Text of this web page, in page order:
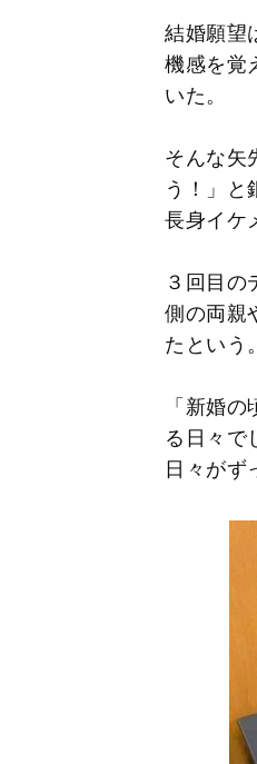
結婚願望
機感を覚
いた。
そんな矢
う！」と
長身イケ
３回目の
側の両親
たという。
「新婚
る日々で
日々がず